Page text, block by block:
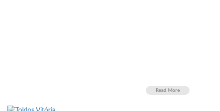
Read More